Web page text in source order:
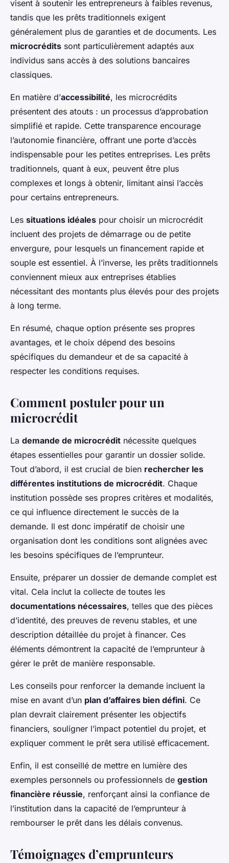
visent à soutenir les entrepreneurs à faibles revenus,
tandis que les prêts traditionnels exigent
généralement plus de garanties et de documents. Les
microcrédits sont particulièrement adaptés aux
individus sans accès à des solutions bancaires
classiques.
En matière d’accessibilité, les microcrédits
présentent des atouts : un processus d’approbation
simplifié et rapide. Cette transparence encourage
l’autonomie financière, offrant une porte d’accès
indispensable pour les petites entreprises. Les prêts
traditionnels, quant à eux, peuvent être plus
complexes et longs à obtenir, limitant ainsi l’accès
pour certains entrepreneurs.
Les situations idéales pour choisir un microcrédit
incluent des projets de démarrage ou de petite
envergure, pour lesquels un financement rapide et
souple est essentiel. À l’inverse, les prêts traditionnels
conviennent mieux aux entreprises établies
nécessitant des montants plus élevés pour des projets
à long terme.
En résumé, chaque option présente ses propres
avantages, et le choix dépend des besoins
spécifiques du demandeur et de sa capacité à
respecter les conditions requises.
Comment postuler pour un
microcrédit
La demande de microcrédit nécessite quelques
étapes essentielles pour garantir un dossier solide.
Tout d’abord, il est crucial de bien rechercher les
différentes institutions de microcrédit. Chaque
institution possède ses propres critères et modalités,
ce qui influence directement le succès de la
demande. Il est donc impératif de choisir une
organisation dont les conditions sont alignées avec
les besoins spécifiques de l’emprunteur.
Ensuite, préparer un dossier de demande complet est
vital. Cela inclut la collecte de toutes les
documentations nécessaires, telles que des pièces
d’identité, des preuves de revenu stables, et une
description détaillée du projet à financer. Ces
éléments démontrent la capacité de l’emprunteur à
gérer le prêt de manière responsable.
Les conseils pour renforcer la demande incluent la
mise en avant d’un plan d’affaires bien défini. Ce
plan devrait clairement présenter les objectifs
financiers, souligner l’impact potentiel du projet, et
expliquer comment le prêt sera utilisé efficacement.
Enfin, il est conseillé de mettre en lumière des
exemples personnels ou professionnels de gestion
financière réussie, renforçant ainsi la confiance de
l’institution dans la capacité de l’emprunteur à
rembourser le prêt dans les délais convenus.
Témoignages d’emprunteurs